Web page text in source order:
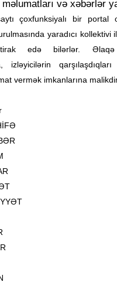
və xəbərlər
çoxfunksiyalı bir portal
yaradıcı kollektivi
edə bilərlər. Əlaqə
izləyicilərin
vermək imkanlarına